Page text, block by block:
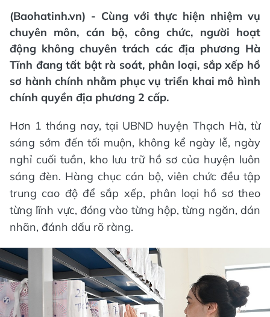
(Baohatinh.vn) - Cùng với thực hiện nhiệm vụ
chuyên môn, cán bộ, công chức, người hoạt
động không chuyên trách các địa phương Hà
Tĩnh đang tất bật rà soát, phân loại, sắp xếp hồ
sơ hành chính nhằm phục vụ triển khai mô hình
chính quyền địa phương 2 cấp.
Hơn 1 tháng nay, tại UBND huyện Thạch Hà, từ
sáng sớm đến tối muộn, không kể ngày lễ, ngày
nghỉ cuối tuần, kho lưu trữ hồ sơ của huyện luôn
sáng đèn. Hàng chục cán bộ, viên chức đều tập
trung cao độ để sắp xếp, phân loại hồ sơ theo
từng lĩnh vực, đóng vào từng hộp, từng ngăn, dán
nhãn, đánh dấu rõ ràng.